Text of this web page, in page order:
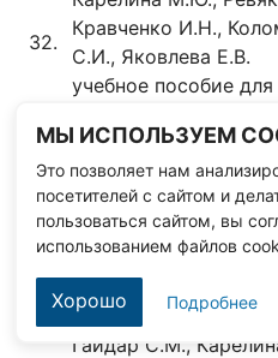
32.
Кравченко И.Н.,
С.И., Яковлева Е.В.
учебное пособие
транспортно-
комплексов" / Орел,
33.
ОПТИМИЗАЦИЯ
КАЧЕСТВЕ
Гайдар С.М.,
МЫ ИСПОЛЬЗУЕМ
Это позволяет нам
посетителей с сайтом и
пользоваться сайтом, вы
использованием файлов
Хорошо Подробнее